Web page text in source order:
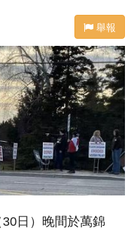
舉報
30日）晚間於萬錦